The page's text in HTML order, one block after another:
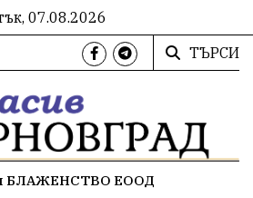
07.08.2026
ТЪРСИ
БЛАЖЕНСТВО ЕООД